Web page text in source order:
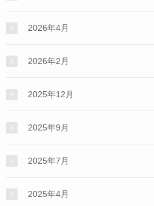
2026年4月
2026年2月
2025年12月
2025年9月
2025年7月
2025年4月